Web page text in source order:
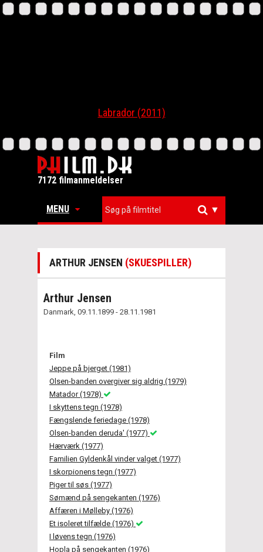
Labrador (2011)
7172 filmanmeldelser
MENU ▼
ARTHUR JENSEN (SKUESPILLER)
Arthur Jensen
Danmark, 09.11.1899 - 28.11.1981
Film
Jeppe på bjerget (1981)
Olsen-banden overgiver sig aldrig (1979)
Matador (1978)
I skyttens tegn (1978)
Fængslende feriedage (1978)
Olsen-banden deruda' (1977)
Hærværk (1977)
Familien Gyldenkål vinder valget (1977)
I skorpionens tegn (1977)
Piger til søs (1977)
Sømænd på sengekanten (1976)
Affæren i Mølleby (1976)
Et isoleret tilfælde (1976)
I løvens tegn (1976)
Hopla på sengekanten (1976)